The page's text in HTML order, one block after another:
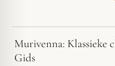
Murivenna: Klassieke
Gids